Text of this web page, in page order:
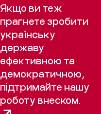
Якщо ви теж
прагнете зробити
українську
державу
ефективною та
демократичною,
підтримайте нашу
роботу внеском.